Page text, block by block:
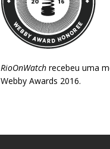
RioOnWatchrecebeu uma
Webby Awards 2016.